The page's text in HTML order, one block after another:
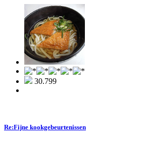
30.799
Re:Fijne kookgebeurtenissen